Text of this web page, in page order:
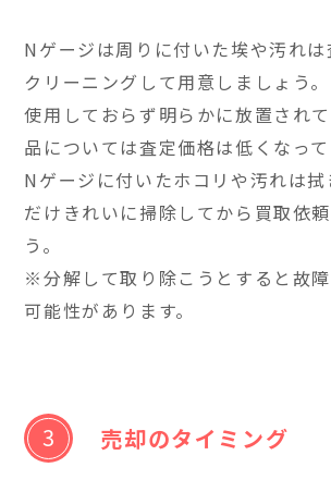
Nゲージは周りに付いた埃や汚れ
クリーニングして用意しましょう。
使用しておらず明らかに放置され
品については査定価格は低くなって
Nゲージに付いたホコリや汚れは拭
だけきれいに掃除してから買取依
う。
※分解して取り除こうとすると故
可能性があります。
売却のタイミング